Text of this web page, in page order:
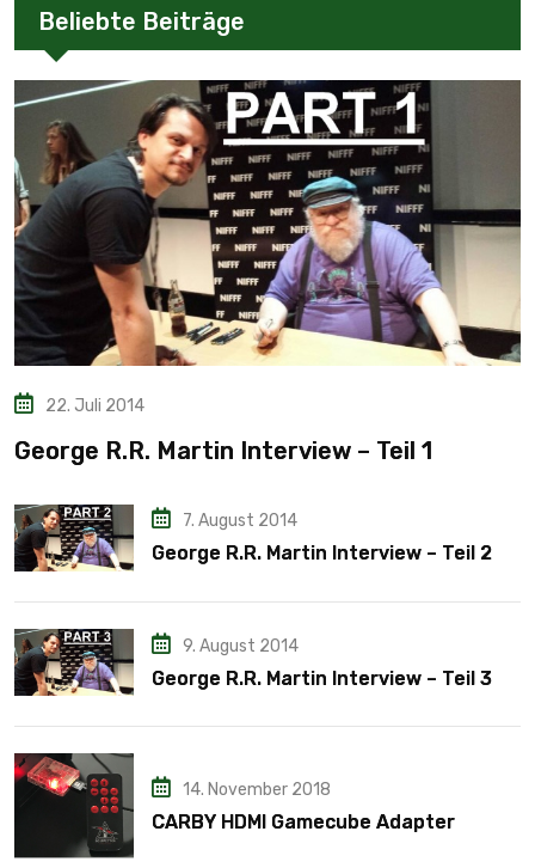
Beliebte Beiträge
22. Juli 2014
George R.R. Martin Interview – Teil 1
7. August 2014
George R.R. Martin Interview – Teil 2
9. August 2014
George R.R. Martin Interview – Teil 3
14. November 2018
CARBY HDMI Gamecube Adapter